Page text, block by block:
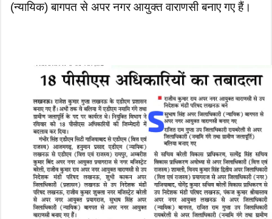
(न्यायिक) बागपत से अपर नगर आयुक्त वाराणसी बनाए गए हैं।